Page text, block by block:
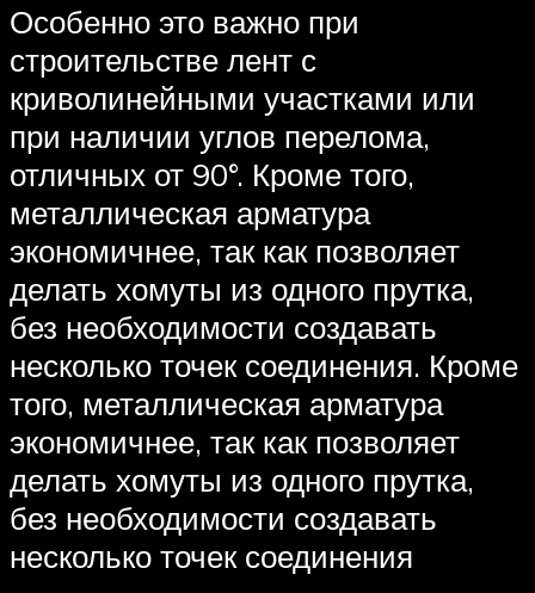
Особенно это важно при
строительстве лент с
криволинейными участками или
при наличии углов перелома,
отличных от 90°. Кроме того,
металлическая арматура
экономичнее, так как позволяет
делать хомуты из одного прутка,
без необходимости создавать
несколько точек соединения. Кроме
того, металлическая арматура
экономичнее, так как позволяет
делать хомуты из одного прутка,
без необходимости создавать
несколько точек соединения